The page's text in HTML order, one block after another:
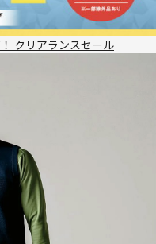
クリアランスセール